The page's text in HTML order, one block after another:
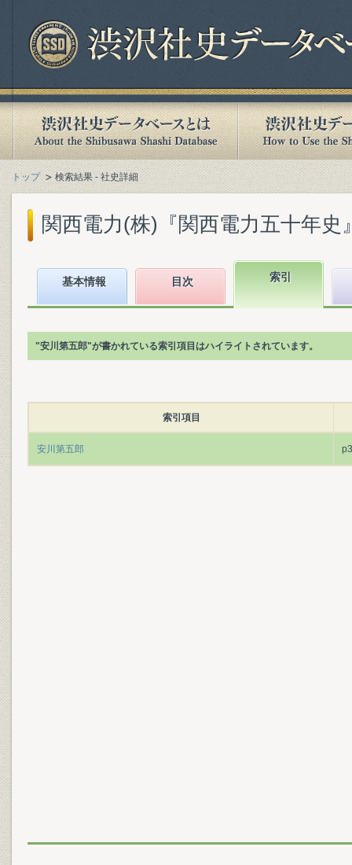
トップ 検索結果 - 社史詳細
関西電力(株)『関西電力五十年史
基本情報 目次 索引
"安川第五郎"が書かれている索引項目はハイライトされています。
索引項目
安川第五郎